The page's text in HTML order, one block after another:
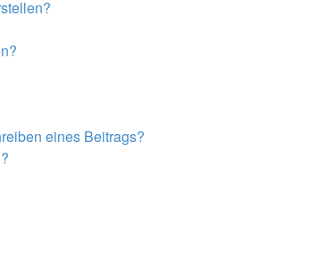
eines Beitrags?